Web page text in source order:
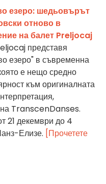
езеро: шедьовърът
отново в
на балет Preljocaj
представя
езеро" в съвременна
е нещо средно
към оригиналната
TranscenDanses.
21 декември до 4
Елизе. [Прочетете